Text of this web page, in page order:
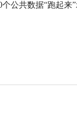
公共数据“跑起